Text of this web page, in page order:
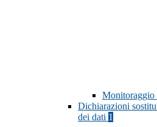
Monitoraggio
Dichiarazioni
dei dati 1